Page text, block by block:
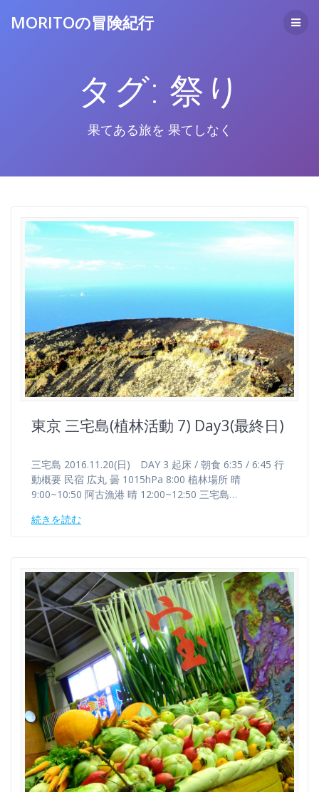
ッ
プ
MORITOの冒険紀行
タグ: 祭り
果てある旅を 果てしなく
東京 三宅島(植林活動 7) Day3(最終日)
三宅島 2016.11.20(日) DAY 3 起床 / 朝食 6:35 / 6:45 行
動概要 民宿 広丸 曇 1015hPa 8:00 植林場所 晴
9:00~10:50 阿古漁港 晴 12:00~12:50 三宅島…
続きを読む